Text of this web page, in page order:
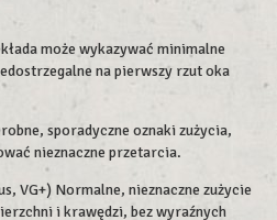
może wykazywać minimalne
na pierwszy rzut oka
sporadyczne oznaki zużycia,
nieznaczne przetarcia.
VG+) Normalne, nieznaczne zużycie
i krawędzi, bez wyraźnych